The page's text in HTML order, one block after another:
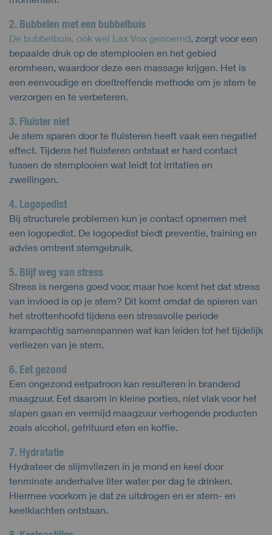
2. Bubbelen met een bubbelbuis
De bubbelbuis, ook wel Lax Vox genoemd, zorgt voor een
bepaalde druk op de stemplooien en het gebied
eromheen, waardoor deze een massage krijgen. Het is
een eenvoudige en doeltreffende methode om je stem te
verzorgen en te verbeteren.
3. Fluister niet
Je stem sparen door te fluisteren heeft vaak een negatief
effect. Tijdens het fluisteren ontstaat er hard contact
tussen de stemplooien wat leidt tot irritaties en
zwellingen.
4. Logopedist
Bij structurele problemen kun je contact opnemen met
een logopedist. De logopedist biedt preventie, training en
advies omtrent stemgebruik.
5. Blijf weg van stress
Stress is nergens goed voor, maar hoe komt het dat stress
van invloed is op je stem? Dit komt omdat de spieren van
het strottenhoofd tijdens een stressvolle periode
krampachtig samenspannen wat kan leiden tot het tijdelijk
verliezen van je stem.
6. Eet gezond
Een ongezond eetpatroon kan resulteren in brandend
maagzuur. Eet daarom in kleine porties, niet vlak voor het
slapen gaan en vermijd maagzuur verhogende producten
zoals alcohol, gefrituurd eten en koffie.
7. Hydratatie
Hydrateer de slijmvliezen in je mond en keel door
tenminste anderhalve liter water per dag te drinken.
Hiermee voorkom je dat ze uitdrogen en er stem- en
keelklachten ontstaan.